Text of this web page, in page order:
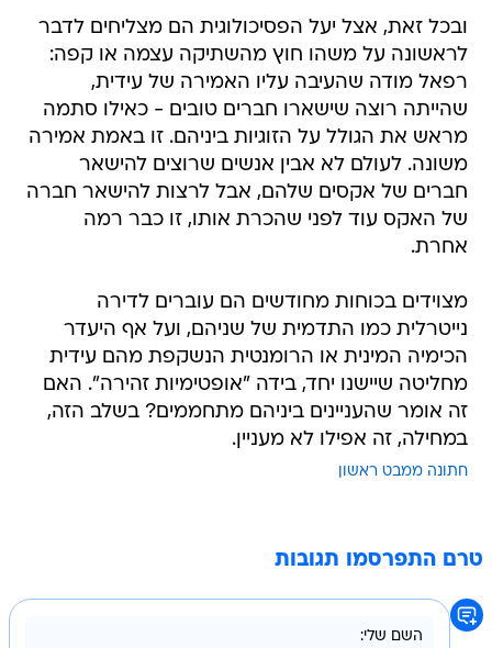
ובכל זאת, אצל יעל הפסיכולוגית הם מצליחים לדבר
לראשונה על משהו חוץ מהשתיקה עצמה או קפה:
רפאל מודה שהעיבה עליו האמירה של עידית,
שהייתה רוצה שישארו חברים טובים - כאילו סתמה
מראש את הגולל על הזוגיות ביניהם. זו באמת אמירה
משונה. לעולם לא אבין אנשים שרוצים להישאר
חברים של אקסים שלהם, אבל לרצות להישאר חברה
של האקס עוד לפני שהכרת אותו, זו כבר רמה
אחרת.
מצוידים בכוחות מחודשים הם עוברים לדירה
נייטרלית כמו התדמית של שניהם, ועל אף היעדר
הכימיה המינית או הרומנטית הנשקפת מהם עידית
מחליטה שיישנו יחד, בידה "אופטימיות זהירה". האם
זה אומר שהעניינים ביניהם מתחממים? בשלב הזה,
במחילה, זה אפילו לא מעניין.
חתונה ממבט ראשון
טרם התפרסמו תגובות